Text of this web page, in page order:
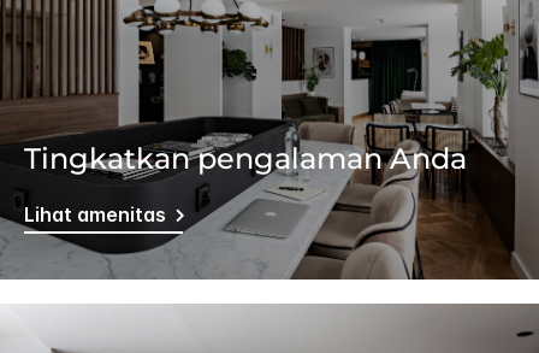
Tingkatkan pengalaman Anda
Lihat amenitas